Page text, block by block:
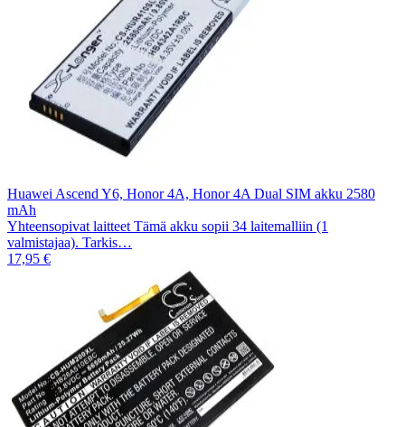
Huawei Ascend Y6, Honor 4A, Honor 4A Dual SIM akku 2580
mAh
Yhteensopivat laitteet Tämä akku sopii 34 laitemalliin (1
valmistajaa). Tarkis…
17,95 €